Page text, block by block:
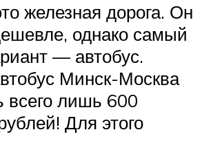
железная дорога. Он
однако самый
— автобус.
Минск-Москва
всего лишь 600
Для этого